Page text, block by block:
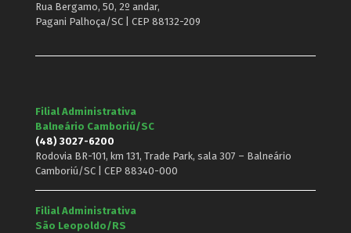
Rua Bergamo, 50, 2º andar,
Pagani Palhoça/SC | CEP 88132-209
Filial Administrativa
Balneário Camboriú/SC
(48) 3027-6200
Rodovia BR-101, km 131, Trade Park, sala 307 – Balneário
Camboriú/SC | CEP 88340-000
Filial Administrativa
São Leopoldo/RS